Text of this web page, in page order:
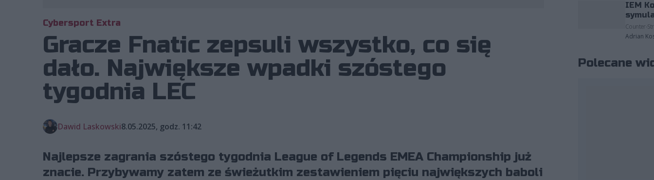
Cybersport Extra
Gracze Fnatic zepsuli wszystko, co się
dało. Największe wpadki szóstego
tygodnia LEC
Dawid Laskowski8.05.2025, godz. 11:42
Najlepsze zagrania szóstego tygodnia League of Legends EMEA Championship już
znacie. Przybywamy zatem ze świeżutkim zestawieniem pięciu największych baboli
IEM
Counter-
Adrian
Polecane